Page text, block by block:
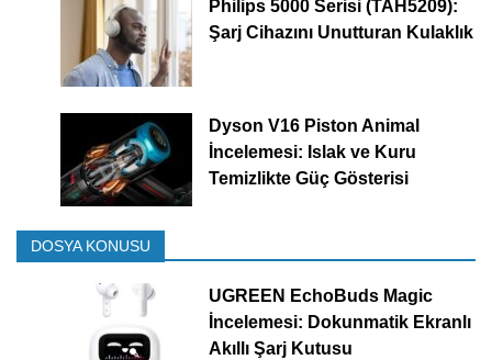
Philips 5000 Serisi (TAH5209):
Şarj Cihazını Unutturan Kulaklık
Dyson V16 Piston Animal
İncelemesi: Islak ve Kuru
Temizlikte Güç Gösterisi
DOSYA KONUSU
UGREEN EchoBuds Magic
İncelemesi: Dokunmatik Ekranlı
Akıllı Şarj Kutusu